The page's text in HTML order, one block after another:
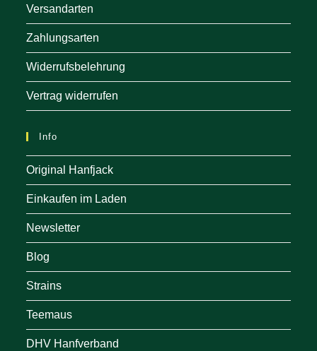
Versandarten
Zahlungsarten
Widerrufsbelehrung
Vertrag widerrufen
Info
Original Hanfjack
Einkaufen im Laden
Newsletter
Blog
Strains
Teemaus
DHV Hanfverband